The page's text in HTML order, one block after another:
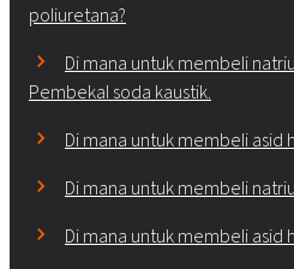
poliuretana?
Di mana untuk membeli
Pembekal soda kaustik.
Di mana untuk membeli asid
Di mana untuk membeli
Di mana untuk membeli asid